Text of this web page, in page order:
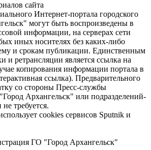
сайта
Интернет-портала городского
могут быть воспроизведены в
информации, на серверах сети
иных носителях без каких-либо
и срокам публикации. Единственным
и ретрансляции является ссылка на
копирования информации портала в
ссылка). Предварительного
со стороны Пресс-службы
Архангельск" или подразделений-
требуется.
cookies сервисов Sputnik и
ГО "Город Архангельск"